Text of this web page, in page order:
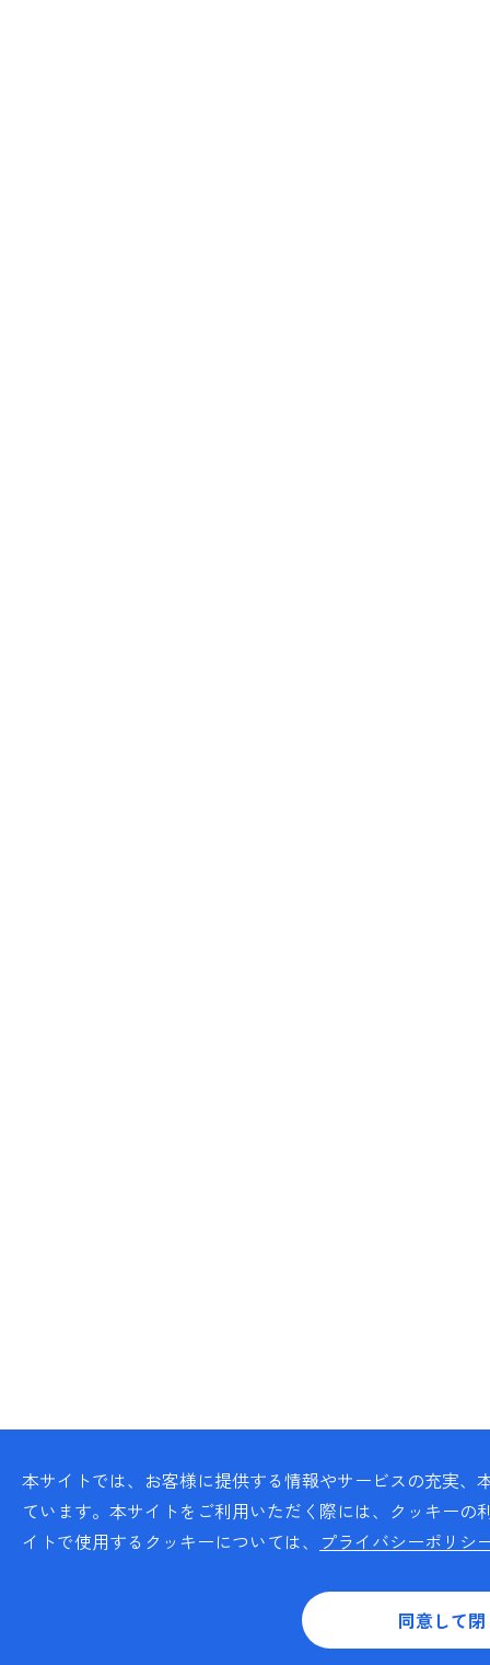
本サイトでは、お客様に提供する情報やサービスの充実
ています。本サイトをご利用いただく際には、クッキー
イトで使用するクッキーについては、 プライバシーポリシ
同意して